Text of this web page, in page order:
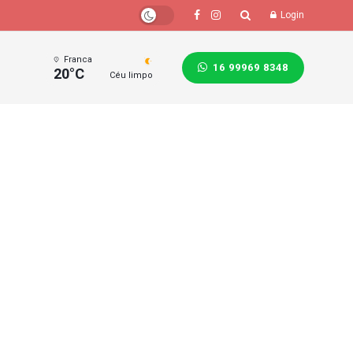
Login
Franca
20°C Céu limpo
16 99969 8348